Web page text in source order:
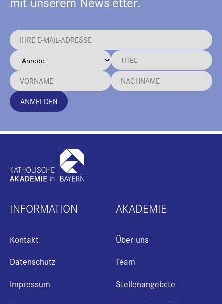
ANMELDEN
INFORMATION
Kontakt
Datenschutz
Impressum
AKADEMIE
Über uns
Team
Stellenangebote